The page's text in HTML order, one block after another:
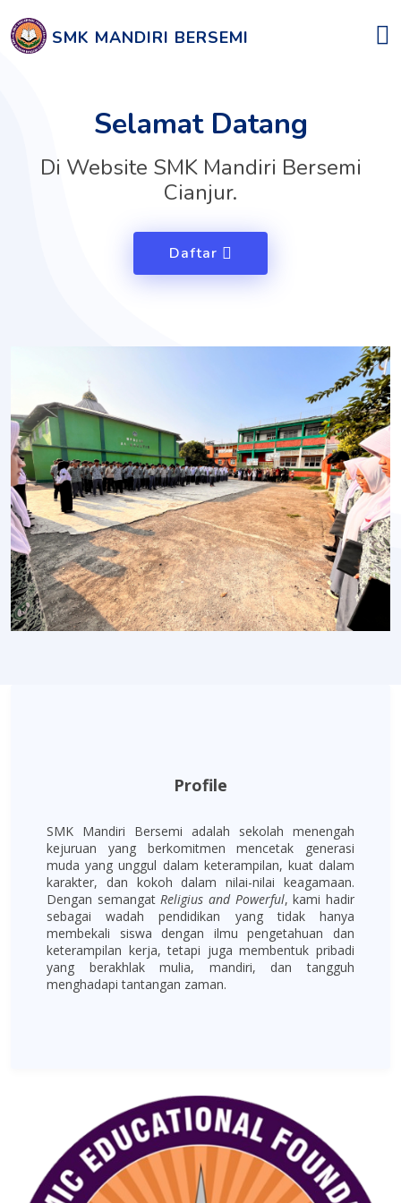
SMK MANDIRI BERSEMI
Selamat Datang
Di Website SMK Mandiri Bersemi
Cianjur.
Daftar
Profile
SMK Mandiri Bersemi adalah sekolah menengah
kejuruan yang berkomitmen mencetak generasi
muda yang unggul dalam keterampilan, kuat dalam
karakter, dan kokoh dalam nilai-nilai keagamaan.
Dengan semangatReligius and Powerful, kami hadir
sebagai wadah pendidikan yang tidak hanya
membekali siswa dengan ilmu pengetahuan dan
keterampilan kerja, tetapi juga membentuk pribadi
yang berakhlak mulia, mandiri, dan tangguh
menghadapi tantangan zaman.